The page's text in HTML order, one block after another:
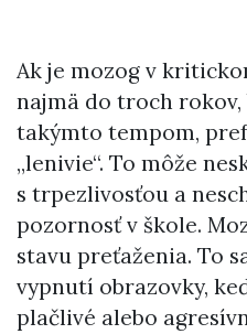
Ak je mozog v
najmä do troch
takýmto tempom,
„lenivie“. To môže
s trpezlivosťou a
pozornosť v škole.
stavu preťaženia. To
vypnutí obrazovky,
plačlivé alebo